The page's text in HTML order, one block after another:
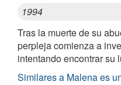
1994
Tras la muerte de su
perpleja comienza a
intentando encontrar su
Similares a Malena es